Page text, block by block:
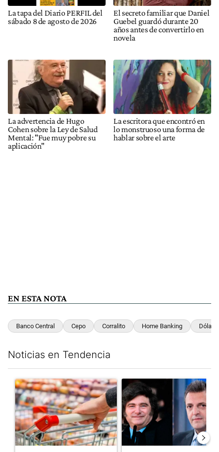
La tapa del Diario PERFIL del
sábado 8 de agosto de 2026
El secreto familiar que Daniel
Guebel guardó durante 20
años antes de convertirlo en
novela
La advertencia de Hugo
Cohen sobre la Ley de Salud
Mental: "Fue muy pobre su
aplicación"
La escritora que encontró en
lo monstruoso una forma de
hablar sobre el arte
EN ESTA NOTA
Banco Central Cepo Corralito Home Banking Dólar
Noticias en Tendencia
Un artículo de tendencia con el título "Inflación: economistas
Un artículo de tendencia